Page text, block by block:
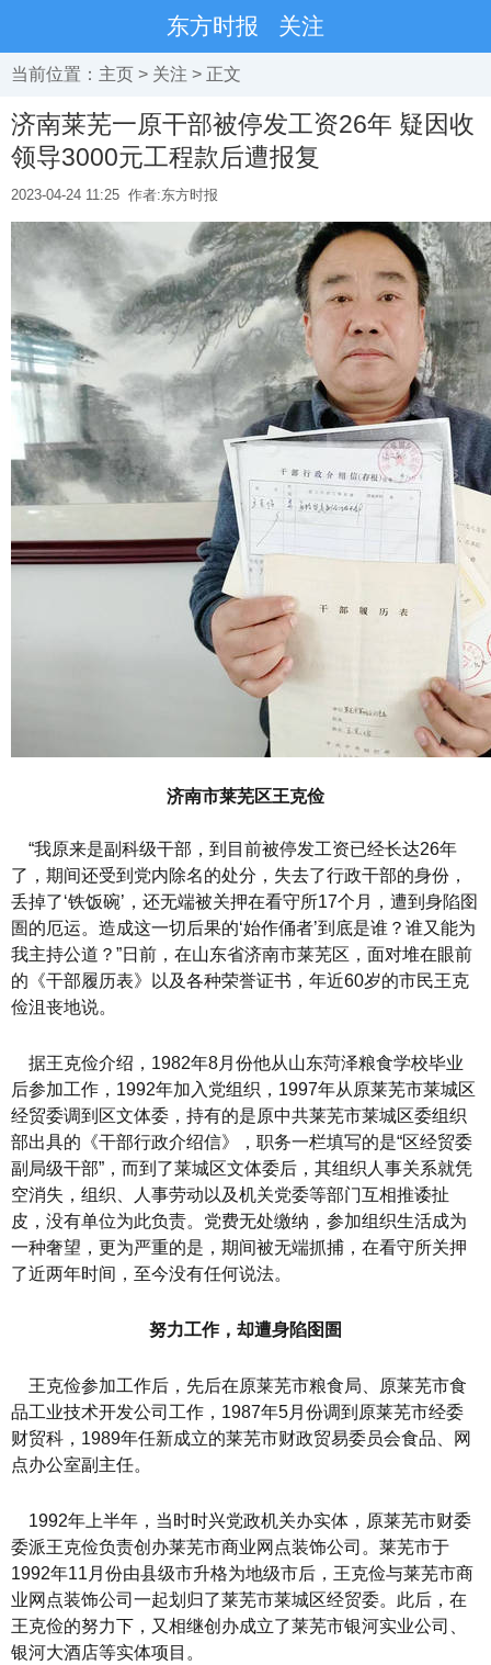
东方时报 关注
当前位置： 主页 > 关注 > 正文
济南莱芜一原干部被停发工资26年 疑因收
领导3000元工程款后遭报复
2023-04-24 11:25 作者:东方时报
济南市莱芜区王克俭
“我原来是副科级干部，到目前被停发工资已经长达26年
了，期间还受到党内除名的处分，失去了行政干部的身份，
丢掉了‘铁饭碗’，还无端被关押在看守所17个月，遭到身陷囹
圄的厄运。造成这一切后果的‘始作俑者’到底是谁？谁又能为
我主持公道？”日前，在山东省济南市莱芜区，面对堆在眼前
的《干部履历表》以及各种荣誉证书，年近60岁的市民王克
俭沮丧地说。
据王克俭介绍，1982年8月份他从山东菏泽粮食学校毕业
后参加工作，1992年加入党组织，1997年从原莱芜市莱城区
经贸委调到区文体委，持有的是原中共莱芜市莱城区委组织
部出具的《干部行政介绍信》，职务一栏填写的是“区经贸委
副局级干部”，而到了莱城区文体委后，其组织人事关系就凭
空消失，组织、人事劳动以及机关党委等部门互相推诿扯
皮，没有单位为此负责。党费无处缴纳，参加组织生活成为
一种奢望，更为严重的是，期间被无端抓捕，在看守所关押
了近两年时间，至今没有任何说法。
努力工作，却遭身陷囹圄
王克俭参加工作后，先后在原莱芜市粮食局、原莱芜市食
品工业技术开发公司工作，1987年5月份调到原莱芜市经委
财贸科，1989年任新成立的莱芜市财政贸易委员会食品、网
点办公室副主任。
1992年上半年，当时时兴党政机关办实体，原莱芜市财委
委派王克俭负责创办莱芜市商业网点装饰公司。莱芜市于
1992年11月份由县级市升格为地级市后，王克俭与莱芜市商
业网点装饰公司一起划归了莱芜市莱城区经贸委。此后，在
王克俭的努力下，又相继创办成立了莱芜市银河实业公司、
银河大酒店等实体项目。